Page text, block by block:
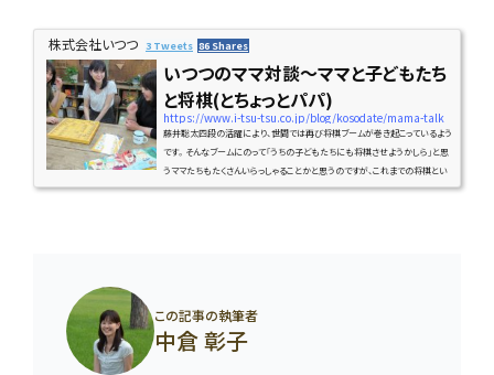
い中、...
株式会社いつつ 3 Tweets 86 Shares
いつつのママ対談〜ママと子どもたち
と将棋(とちょっとパパ)
https://www.i-tsu-tsu.co.jp/blog/kosodate/mama-talk
藤井聡太四段の活躍により、世間では再び将棋ブームが巻き起こっているよう
です。そんなブームにのって「うちの子どもたちにも将棋させようかしら」と思
うママたちもたくさんいらっしゃることかと思うのですが、これまでの将棋とい
えば、女性とは少し縁遠いもの。「私、ルールも知らないわ」なんてママも少な
この記事の執筆者
中倉 彰子